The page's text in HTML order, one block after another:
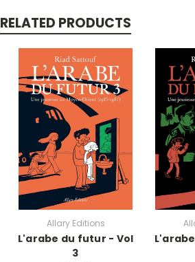
RELATED PRODUCTS
Allary Editions
L'arabe du futur - Vol
3